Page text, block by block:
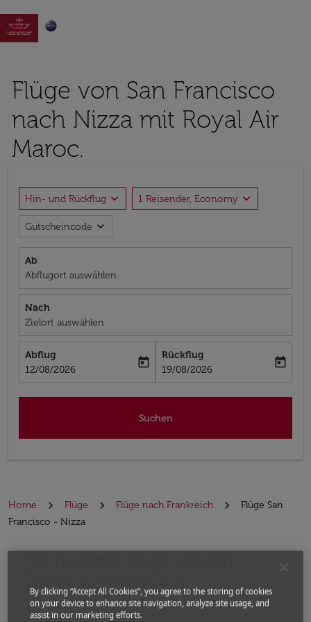

Flüge von San Francisco
nach Nizza mit Royal Air
Maroc.
Hin- und Rückflug expand_more 1 Reisender, Economy expand_more
Gutscheincode expand_more
Ab
Abflugort auswählen
Nach
Zielort auswählen
Abflug
fc-booking-departure-date-aria-label
12/08/2026
today
Rückflug
fc-booking-return-date-aria-label
19/08/2026
today
Suchen
Home Flüge Flüge nach Frankreich
Flüge San
Francisco - Nizza
Von
By clicking “Accept All Cookies”, you agree to the storing of cookies
on your device to enhance site navigation, analyze site usage, and
assist in our marketing efforts.